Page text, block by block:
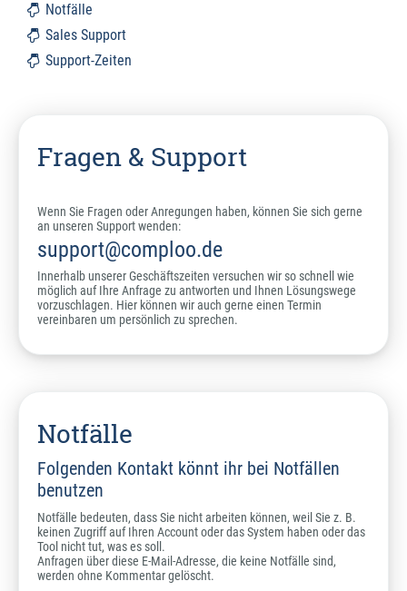
Notfälle
Sales Support
Support-Zeiten
Fragen & Support
Wenn Sie Fragen oder Anregungen haben, können Sie sich gerne
an unseren Support wenden:
support@comploo.de
Innerhalb unserer Geschäftszeiten versuchen wir so schnell wie
möglich auf Ihre Anfrage zu antworten und Ihnen Lösungswege
vorzuschlagen. Hier können wir auch gerne einen Termin
vereinbaren um persönlich zu sprechen.
Notfälle
Folgenden Kontakt könnt ihr bei Notfällen
benutzen
Notfälle bedeuten, dass Sie nicht arbeiten können, weil Sie z. B.
keinen Zugriff auf Ihren Account oder das System haben oder das
Tool nicht tut, was es soll.
Anfragen über diese E-Mail-Adresse, die keine Notfälle sind,
werden ohne Kommentar gelöscht.